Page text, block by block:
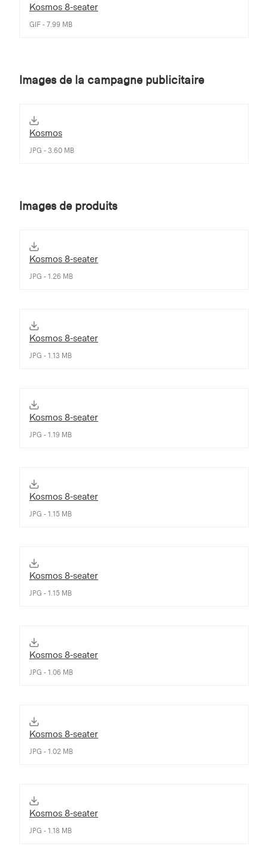
Kosmos 8-seater
GIF - 7.99 MB
Images de la campagne publicitaire
Kosmos
JPG - 3.60 MB
Images de produits
Kosmos 8-seater
JPG - 1.26 MB
Kosmos 8-seater
JPG - 1.13 MB
Kosmos 8-seater
JPG - 1.19 MB
Kosmos 8-seater
JPG - 1.15 MB
Kosmos 8-seater
JPG - 1.15 MB
Kosmos 8-seater
JPG - 1.06 MB
Kosmos 8-seater
JPG - 1.02 MB
Kosmos 8-seater
JPG - 1.18 MB